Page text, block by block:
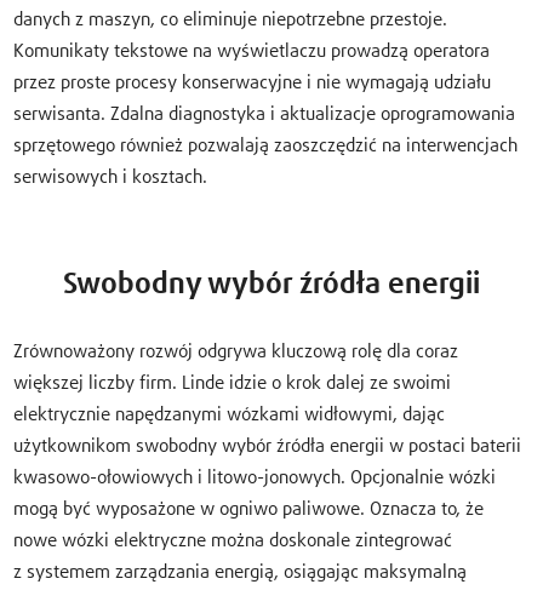
danych z maszyn, co eliminuje niepotrzebne przestoje.
Komunikaty tekstowe na wyświetlaczu prowadzą operatora
przez proste procesy konserwacyjne i nie wymagają udziału
serwisanta. Zdalna diagnostyka i aktualizacje oprogramowania
sprzętowego również pozwalają zaoszczędzić na interwencjach
serwisowych i kosztach.
Swobodny wybór źródła energii
Zrównoważony rozwój odgrywa kluczową rolę dla coraz
większej liczby firm. Linde idzie o krok dalej ze swoimi
elektrycznie napędzanymi wózkami widłowymi, dając
użytkownikom swobodny wybór źródła energii w postaci baterii
kwasowo-ołowiowych i litowo-jonowych. Opcjonalnie wózki
mogą być wyposażone w ogniwo paliwowe. Oznacza to, że
nowe wózki elektryczne można doskonale zintegrować
z systemem zarządzania energią, osiągając maksymalną